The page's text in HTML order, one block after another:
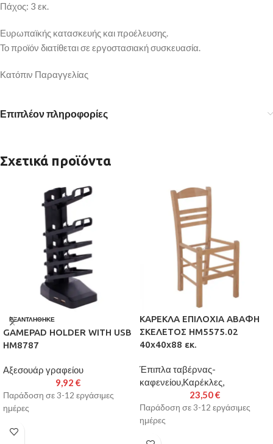
Πάχος: 3 εκ.
Ευρωπαϊκής κατασκευής και προέλευσης.
Το προϊόν διατίθεται σε εργοστασιακή συσκευασία.
Κατόπιν Παραγγελίας
Επιπλέον πληροφορίες
Σχετικά προϊόντα
ΕΞΑΝΤΛΉΘΗΚΕ
GAMEPAD HOLDER WITH USB
HM8787
Αξεσουάρ γραφείου
9,92 €
Παράδοση σε 3-12 εργάσιμες
ημέρες
ΚΑΡΕΚΛΑ ΕΠΙΛΟΧΙΑ ΑΒΑΦΗ
ΣΚΕΛΕΤΟΣ HM5575.02
40x40x88 εκ.
Έπιπλα ταβέρνας-
καφενείου,Καρέκλες,
23,50€
Παράδοση σε 3-12 εργάσιμες
ημέρες